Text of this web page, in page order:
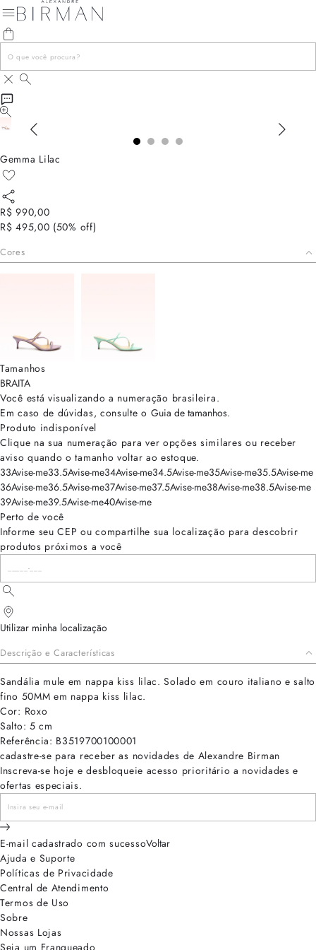
Gemma Lilac
R$ 990,00
R$ 495,00 (50% off)
Cores
Tamanhos
BRAITA
Você está visualizando a numeração brasileira.
Em caso de dúvidas, consulte o Guia de tamanhos.
Produto indisponível
Clique na sua numeração para ver opções similares ou receber
aviso quando o tamanho voltar ao estoque.
33Avise-me33.5Avise-me34Avise-me34.5Avise-me35Avise-me35.5Avise-me
36Avise-me36.5Avise-me37Avise-me37.5Avise-me38Avise-me38.5Avise-me
39Avise-me39.5Avise-me40Avise-me
Perto de você
Informe seu CEP ou compartilhe sua localização para descobrir
produtos próximos a você
Utilizar minha localização
Descrição e Características
Sandália mule em nappa kiss lilac. Solado em couro italiano e salto
fino 50MM em nappa kiss lilac.
Cor: Roxo
Salto: 5 cm
Referência: B3519700100001
cadastre-se para receber as novidades de Alexandre Birman
Inscreva-se hoje e desbloqueie acesso prioritário a novidades e
ofertas especiais.
E-mail cadastrado com sucessoVoltar
Ajuda e Suporte
Políticas de Privacidade
Central de Atendimento
Termos de Uso
Sobre
Nossas Lojas
Seja um Franqueado